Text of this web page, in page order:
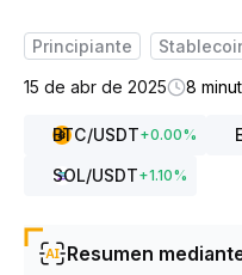
Principiante
15 de abr de 2025
8
BTC/USDT+0.00%
SOL/USDT+1.10%
Resumen